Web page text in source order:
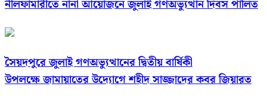
নীলফামারীতে নানা আয়োজনে জুলাই গণঅভ্যুত্থান দিবস পালিত
সৈয়দপুরে জুলাই গণঅভ্যুত্থানের দ্বিতীয় বার্ষিকী
উপলক্ষে জামায়াতের উদ্যোগে শহীদ সাজ্জাদের কবর জিয়ারত